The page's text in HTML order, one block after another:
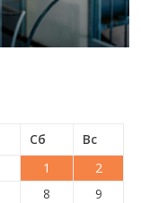
Сб
Вс
1
2
8
9